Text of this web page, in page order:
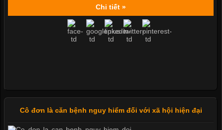
Chi tiết »
Cô đơn là căn bệnh nguy hiểm đối với xã hội hiện đại